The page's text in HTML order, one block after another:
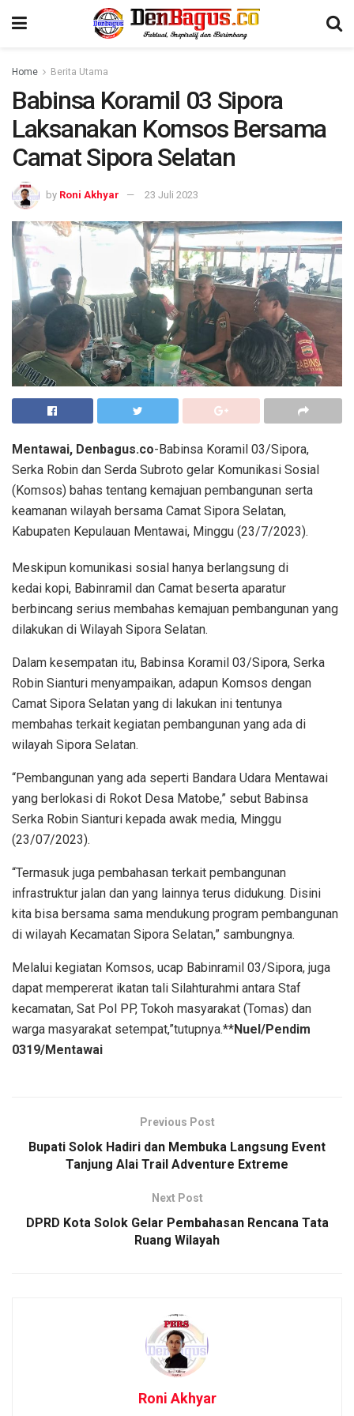
Home Berita Utama
Babinsa Koramil 03 Sipora
Laksanakan Komsos Bersama
Camat Sipora Selatan
by Roni Akhyar 23 Juli 2023
Mentawai, Denbagus.co-Babinsa Koramil 03/Sipora,
Serka Robin dan Serda Subroto gelar Komunikasi Sosial
(Komsos) bahas tentang kemajuan pembangunan serta
keamanan wilayah bersama Camat Sipora Selatan,
Kabupaten Kepulauan Mentawai, Minggu (23/7/2023).
Meskipun komunikasi sosial hanya berlangsung di
kedai kopi, Babinramil dan Camat beserta aparatur
berbincang serius membahas kemajuan pembangunan yang
dilakukan di Wilayah Sipora Selatan.
Dalam kesempatan itu, Babinsa Koramil 03/Sipora, Serka
Robin Sianturi menyampaikan, adapun Komsos dengan
Camat Sipora Selatan yang di lakukan ini tentunya
membahas terkait kegiatan pembangunan yang ada di
wilayah Sipora Selatan.
“Pembangunan yang ada seperti Bandara Udara Mentawai
yang berlokasi di Rokot Desa Matobe,” sebut Babinsa
Serka Robin Sianturi kepada awak media, Minggu
(23/07/2023).
“Termasuk juga pembahasan terkait pembangunan
infrastruktur jalan dan yang lainnya terus didukung. Disini
kita bisa bersama sama mendukung program pembangunan
di wilayah Kecamatan Sipora Selatan,” sambungnya.
Melalui kegiatan Komsos, ucap Babinramil 03/Sipora, juga
dapat mempererat ikatan tali Silahturahmi antara Staf
kecamatan, Sat Pol PP, Tokoh masyarakat (Tomas) dan
warga masyarakat setempat,”tutupnya.**Nuel/Pendim
0319/Mentawai
Previous Post
Bupati Solok Hadiri dan Membuka Langsung Event
Tanjung Alai Trail Adventure Extreme
Next Post
DPRD Kota Solok Gelar Pembahasan Rencana Tata
Ruang Wilayah
Roni Akhyar